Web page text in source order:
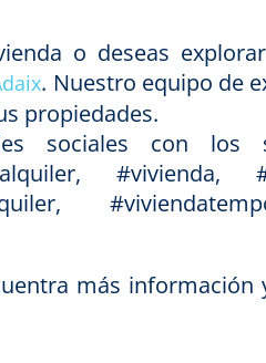
o deseas
. Nuestro equipo de
propiedades.
sociales con los
#vivienda,
más